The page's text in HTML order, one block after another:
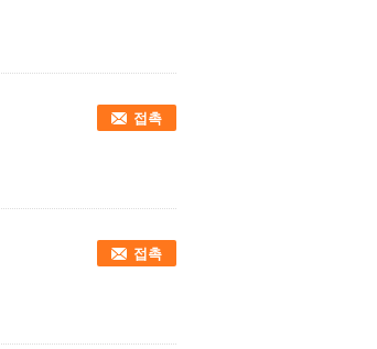
접촉
접촉